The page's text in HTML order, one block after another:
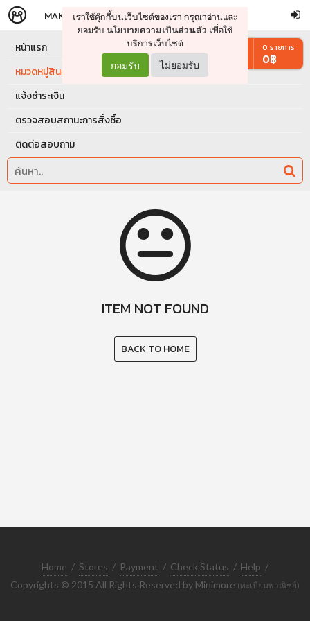
จัดการรถเข็น ดำเนินการต่อ
MAKERS STORE
เราใช้คุ๊กกี้บนเว็บไซต์ของเรา กรุณาอ่านและ
ยอมรับ นโยบายความเป็นส่วนตัว เพื่อใช้
บริการเว็บไซต์
ยอมรับ ไม่ยอมรับ
หน้าแรก
หมวดหมู่สินค้า
แจ้งชำระเงิน
ตรวจสอบสถานะการสั่งซื้อ
ติดต่อสอบถาม
0 รายการ
0฿
ITEM NOT FOUND
BACK TO HOME
Home / Stores / Payment / Check Status / Help /
Copyrights © 2015 All Rights Reserved by Minimore (ทะเบียนพาณิชย์)